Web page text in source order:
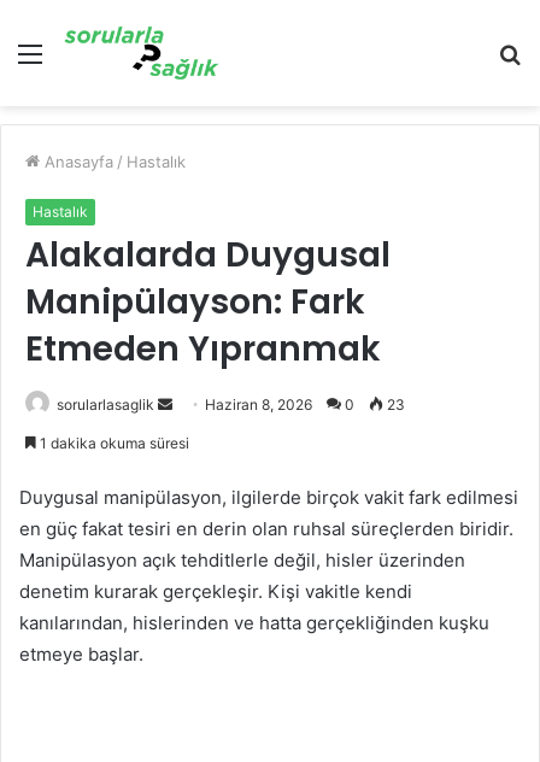
Menü
...
Anasayfa / Hastalık
Hastalık
Alakalarda Duygusal
Manipülayson: Fark
Etmeden Yıpranmak
sorularlasaglik
Bir
göndermek
Haziran 8, 2026 0 23
1 dakika okuma süresi
Duygusal manipülasyon, ilgilerde birçok vakit fark edilmesi
en güç fakat tesiri en derin olan ruhsal süreçlerden biridir.
Manipülasyon açık tehditlerle değil, hisler üzerinden
denetim kurarak gerçekleşir. Kişi vakitle kendi
kanılarından, hislerinden ve hatta gerçekliğinden kuşku
etmeye başlar.